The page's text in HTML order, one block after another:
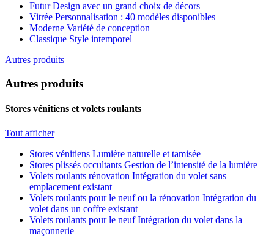
Futur Design avec un grand choix de décors
Vitrée Personnalisation : 40 modèles disponibles
Moderne Variété de conception
Classique Style intemporel
Autres produits
Autres produits
Stores vénitiens et volets roulants
Tout afficher
Stores vénitiens Lumière naturelle et tamisée
Stores plissés occultants Gestion de l’intensité de la lumière
Volets roulants rénovation Intégration du volet sans
emplacement existant
Volets roulants pour le neuf ou la rénovation Intégration du
volet dans un coffre existant
Volets roulants pour le neuf Intégration du volet dans la
maçonnerie